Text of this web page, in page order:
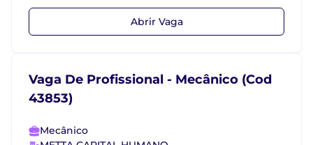
Abrir Vaga
Vaga De Profissional - Mecânico (Cod
43853)
Mecânico